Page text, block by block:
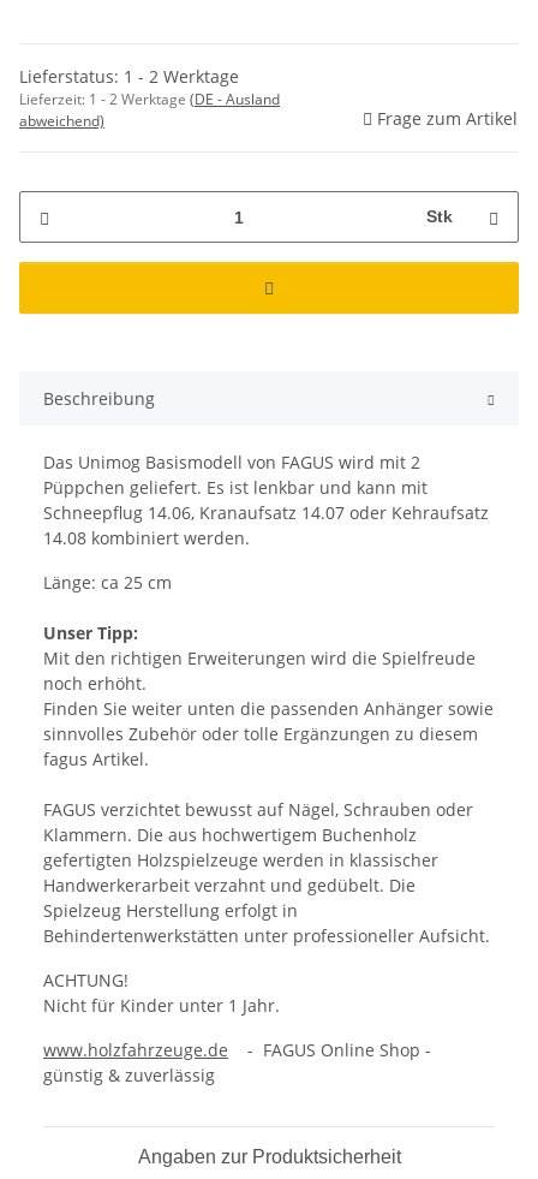
Lieferstatus: 1 - 2 Werktage
Lieferzeit: 1 - 2 Werktage (DE - Ausland
abweichend)
Frage zum Artikel
Stk
Beschreibung
Das Unimog Basismodell von FAGUS wird mit 2
Püppchen geliefert. Es ist lenkbar und kann mit
Schneepflug 14.06, Kranaufsatz 14.07 oder Kehraufsatz
14.08 kombiniert werden.
Länge: ca 25 cm
Unser Tipp:
Mit den richtigen Erweiterungen wird die Spielfreude
noch erhöht.
Finden Sie weiter unten die passenden Anhänger sowie
sinnvolles Zubehör oder tolle Ergänzungen zu diesem
fagus Artikel.
FAGUS verzichtet bewusst auf Nägel, Schrauben oder
Klammern. Die aus hochwertigem Buchenholz
gefertigten Holzspielzeuge werden in klassischer
Handwerkerarbeit verzahnt und gedübelt. Die
Spielzeug Herstellung erfolgt in
Behindertenwerkstätten unter professioneller Aufsicht.
ACHTUNG!
Nicht für Kinder unter 1 Jahr.
www.holzfahrzeuge.de - FAGUS Online Shop -
günstig & zuverlässig
Angaben zur Produktsicherheit